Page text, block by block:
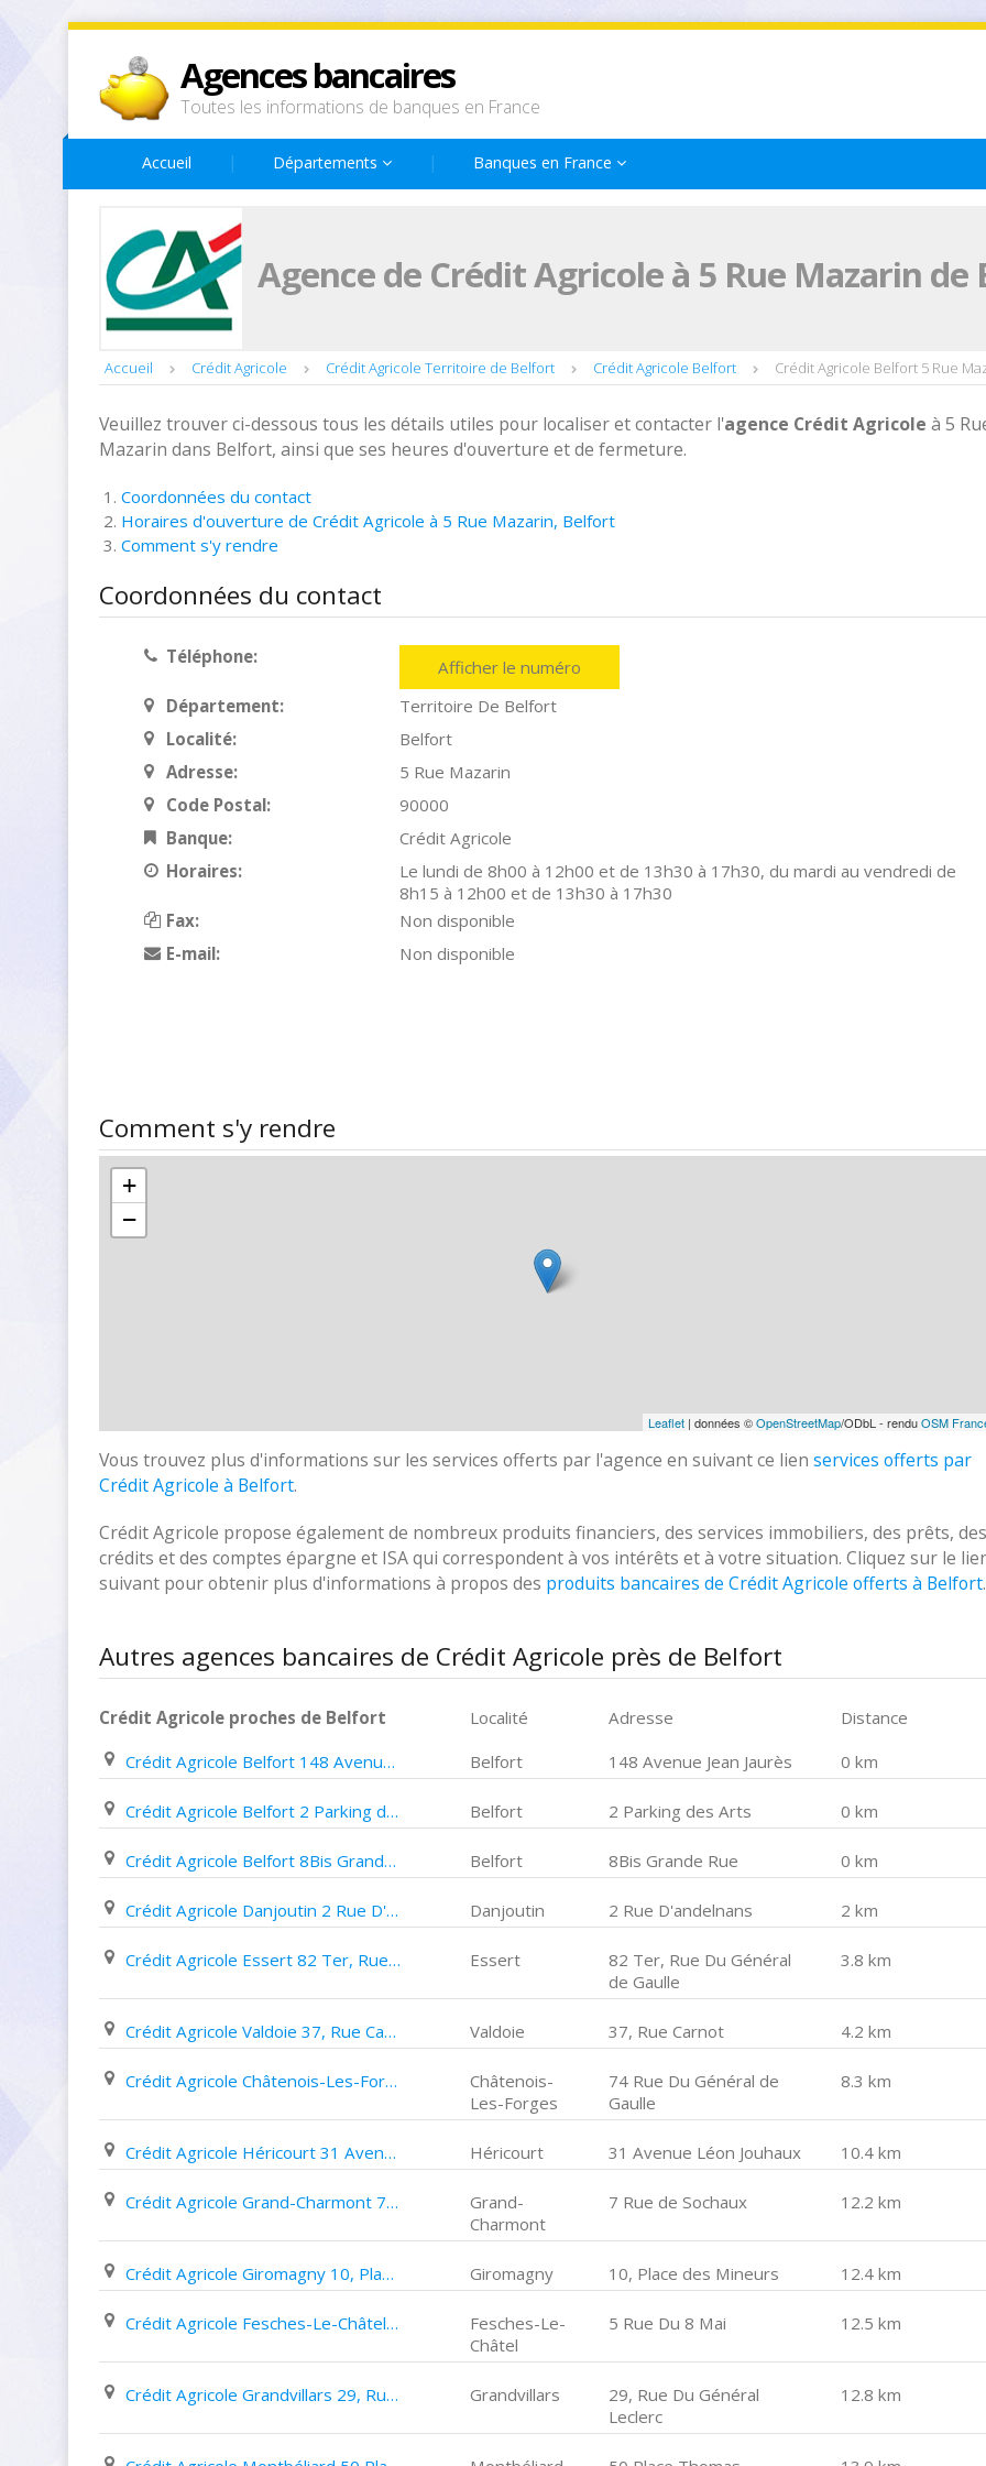
Agences bancaires
Toutes les informations de banques en France
Accueil Départements Banques en France
Agence de Crédit Agricole à 5 Rue Mazarin
Accueil Crédit Agricole Crédit Agricole Territoire de Belfort Crédit Agricole Belfort Crédit Agricole Belfort 5 Rue
Veuillez trouver ci-dessous tous les détails utiles pour localiser et contacter l'agence Crédit Agricole à 5
Mazarin dans Belfort, ainsi que ses heures d'ouverture et de fermeture.
Coordonnées du contact
Horaires d'ouverture de Crédit Agricole à 5 Rue Mazarin, Belfort
Comment s'y rendre
Coordonnées du contact
Téléphone:
Afficher le numéro
Département:
Territoire De Belfort
Localité:
Belfort
Adresse:
5 Rue Mazarin
Code Postal:
90000
Banque:
Crédit Agricole
Horaires:
Le lundi de 8h00 à 12h00 et de 13h30 à 17h30, du mardi au vendredi de
8h15 à 12h00 et de 13h30 à 17h30
Fax:
Non disponible
E-mail:
Non disponible
Comment s'y rendre
+
−
Leaflet| données ©OpenStreetMap/ODbL - renduOSM
Vous trouvez plus d'informations sur les services offerts par l'agence en suivant ce lien services offerts par
Crédit Agricole à Belfort.
Crédit Agricole propose également de nombreux produits financiers, des services immobiliers, des prêts, des
crédits et des comptes épargne et ISA qui correspondent à vos intérêts et à votre situation. Cliquez sur le
suivant pour obtenir plus d'informations à propos des produits bancaires de Crédit Agricole offerts à Belfort.
Autres agences bancaires de Crédit Agricole près de Belfort
Crédit Agricole proches de Belfort Localité Adresse
Distance
Crédit Agricole Belfort 148 Avenue Jean Jaurès
Belfort 148 Avenue Jean Jaurès 0 km
Crédit Agricole Belfort 2 Parking des Arts Belfort 2 Parking des Arts 0 km
Crédit Agricole Belfort 8Bis Grande Rue Belfort 8Bis Grande Rue 0 km
Crédit Agricole Danjoutin 2 Rue D'andelnans Danjoutin 2 Rue D'andelnans 2 km
Crédit Agricole Essert 82 Ter, Rue Du Général de Gaulle Essert
82 Ter, Rue Du Général
de Gaulle
3.8 km
Crédit Agricole Valdoie 37, Rue Carnot Valdoie 37, Rue Carnot 4.2 km
Crédit Agricole Châtenois-Les-Forges 74 Rue Du Général de Gaulle
Châtenois-
Les-Forges
74 Rue Du Général de
Gaulle
8.3 km
Crédit Agricole Héricourt 31 Avenue Léon Jouhaux Héricourt 31 Avenue Léon Jouhaux 10.4 km
Crédit Agricole Grand-Charmont 7 Rue de Sochaux
Grand-
Charmont
7 Rue de Sochaux 12.2 km
Crédit Agricole Giromagny 10, Place des Mineurs Giromagny 10, Place des Mineurs 12.4 km
Crédit Agricole Fesches-Le-Châtel 5 Rue Du 8 Mai
Fesches-Le-
Châtel
5 Rue Du 8 Mai 12.5 km
Crédit Agricole Grandvillars 29, Rue Du Général Leclerc Grandvillars
29, Rue Du Général
Leclerc
12.8 km